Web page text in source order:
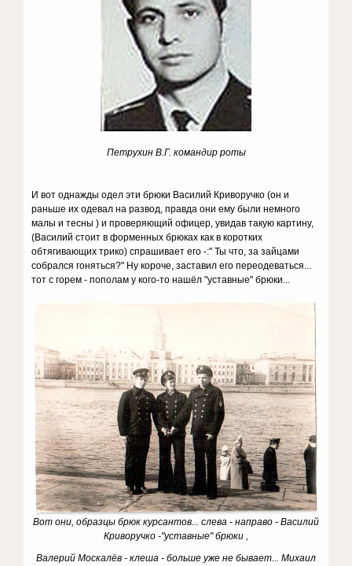
Петрухин В.Г. командир роты
И вот однажды одел эти брюки Василий Криворучко (он и
раньше их одевал на развод, правда они ему были немного
малы и тесны ) и проверяющий офицер, увидав такую картину,
(Василий стоит в форменных брюках как в коротких
обтягивающих трико) спрашивает его -:" Ты что, за зайцами
собрался гоняться?" Ну короче, заставил его переодеваться...
тот с горем - пополам у кого-то нашёл "уставные" брюки...
Вот они, образцы брюк курсантов... слева - направо - Василий
Криворучко -"уставные" брюки ,
Валерий Москалёв - клеша - больше уже не бывает... Михаил